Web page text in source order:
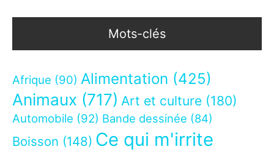
Mots-clés
Afrique (90) Alimentation (425)
Animaux (717) Art et culture (180)
Automobile (92) Bande dessinée (84)
Boisson (148) Ce qui m'irrite